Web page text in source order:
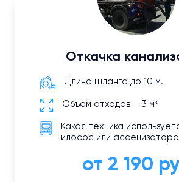
Откачка
Длина шланга до 10 м.
Объем отходов – 3 м³
Какая техника
илосос или
от 2 190